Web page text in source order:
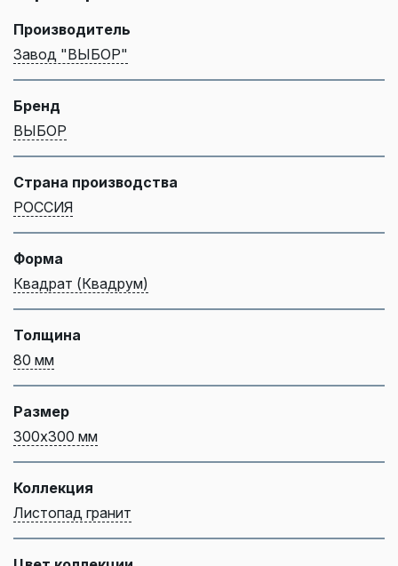
Производитель
Завод "ВЫБОР"
Бренд
ВЫБОР
Страна производства
РОССИЯ
Форма
Квадрат (Квадрум)
Толщина
80 мм
Размер
300х300 мм
Коллекция
Листопад гранит